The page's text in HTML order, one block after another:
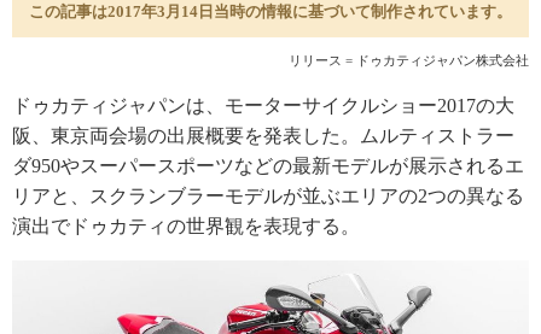
この記事は2017年3月14日当時の情報に基づいて制作されています。
リリース = ドゥカティジャパン株式会社
ドゥカティジャパンは、モーターサイクルショー2017の大
阪、東京両会場の出展概要を発表した。ムルティストラー
ダ950やスーパースポーツなどの最新モデルが展示されるエ
リアと、スクランブラーモデルが並ぶエリアの2つの異なる
演出でドゥカティの世界観を表現する。